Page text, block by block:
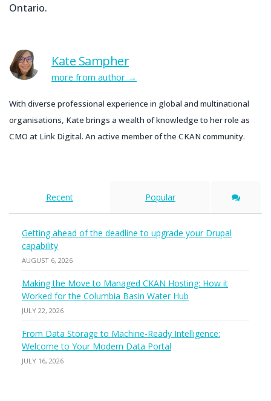
Ontario.
Kate Sampher
more from author
With diverse professional experience in global and multinational
organisations, Kate brings a wealth of knowledge to her role as
CMO at Link Digital. An active member of the CKAN community.
Recent Popular
Getting ahead of the deadline to upgrade your Drupal
capability
AUGUST 6, 2026
Making the Move to Managed CKAN Hosting: How it
Worked for the Columbia Basin Water Hub
JULY 22, 2026
From Data Storage to Machine-Ready Intelligence:
Welcome to Your Modern Data Portal
JULY 16, 2026